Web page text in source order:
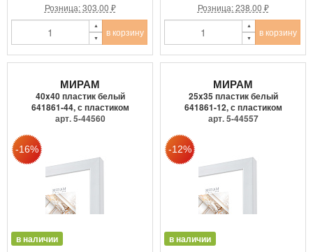
Розница: 303.00 ₽
в корзину
Розница: 238.00 ₽
в корзину
МИРАМ
40x40 пластик белый
641861-44, с пластиком
арт. 5-44560
в наличии
МИРАМ
25x35 пластик белый
641861-12, с пластиком
арт. 5-44557
в наличии